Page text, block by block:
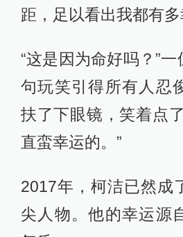
距，足以看出我都有多
“这是因为命好吗？”
句玩笑引得所有人忍
扶了下眼镜，笑着点
直蛮幸运的。”
2017年，柯洁已然成
尖人物。他的幸运源